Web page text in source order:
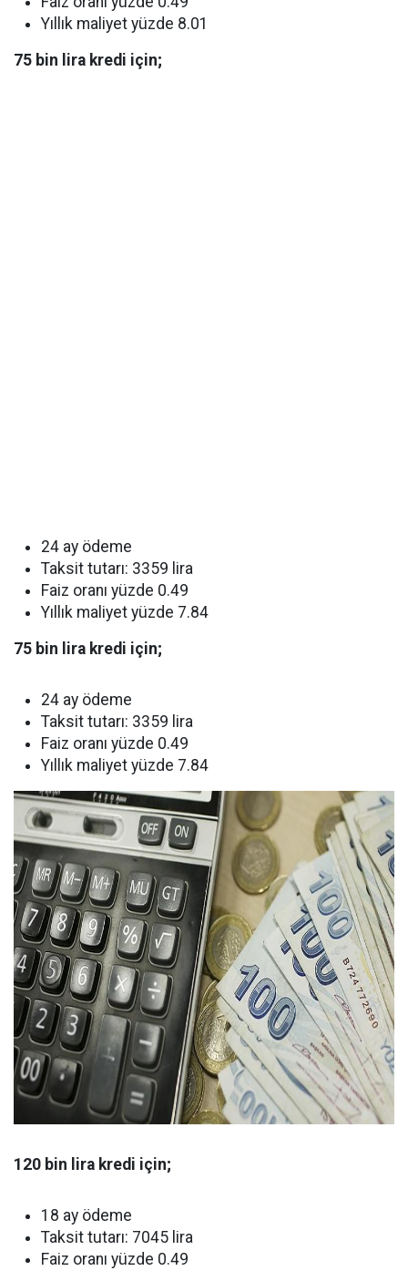
Yıllık maliyet yüzde 8.01
75 bin lira kredi için;
24 ay ödeme
Taksit tutarı: 3359 lira
Faiz oranı yüzde 0.49
Yıllık maliyet yüzde 7.84
75 bin lira kredi için;
24 ay ödeme
Taksit tutarı: 3359 lira
Faiz oranı yüzde 0.49
Yıllık maliyet yüzde 7.84
120 bin lira kredi için;
18 ay ödeme
Taksit tutarı: 7045 lira
Faiz oranı yüzde 0.49